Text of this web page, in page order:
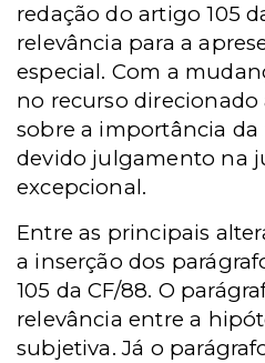
redação do artigo 105
relevância para a
especial. Com a
no recurso
sobre a importância da
devido julgamento na
excepcional.
Entre as principais
a inserção dos
105 da CF/88. O
relevância entre a
subjetiva. Já o